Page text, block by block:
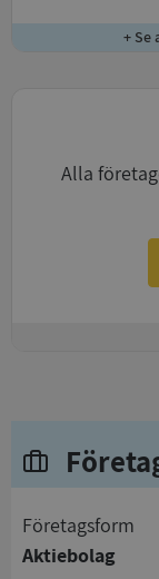
+ Se
Alla
företagsform
Aktiebolag